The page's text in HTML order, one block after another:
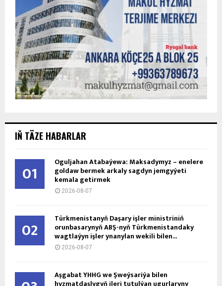
IŇ TÄZE HABARLAR
01 Oguljahan Atabaýewa: Maksadymyz – enelere
goldaw bermek arkaly sagdyn jemgyýeti
kemala getirmek
2026-08-07
02 Türkmenistanyň Daşary işler ministriniň
orunbasarynyň ABŞ-nyň Türkmenistandaky
wagtlaýyn işler ynanylan wekili bilen...
2026-08-07
Aşgabat ÝHHG we Şweýsariýa bilen
hyzmatdaşlygyň ileri tutulýan ugurlaryny